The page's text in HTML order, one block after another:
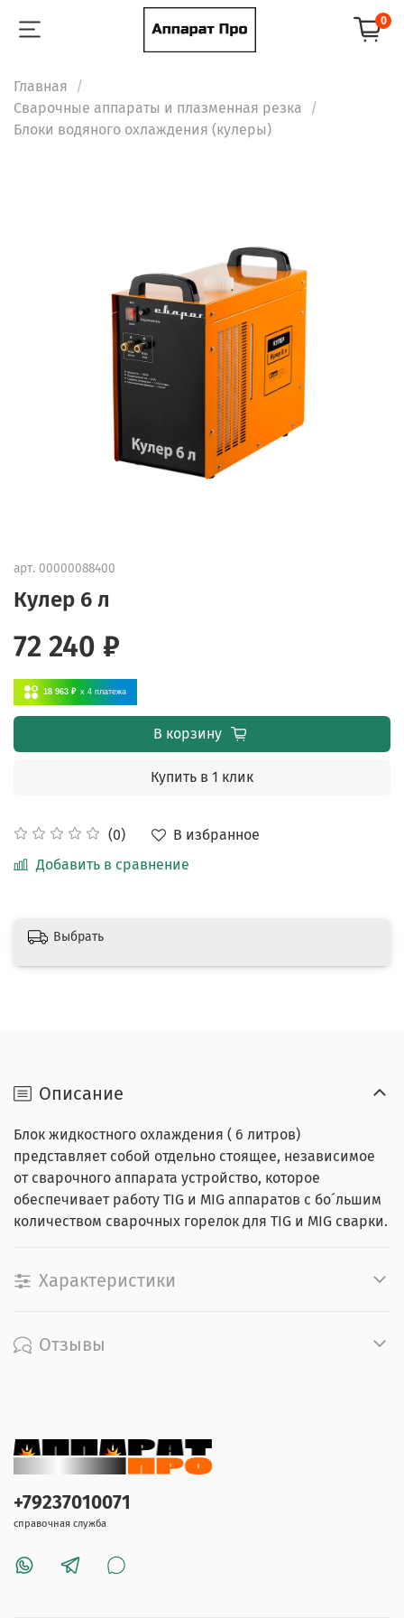
0
Главная
Сварочные аппараты и плазменная резка
Блоки водяного охлаждения (кулеры)
арт. 00000088400
Кулер 6 л
(0)
В избранное
Добавить в сравнение
72 240 ₽
18 963 ₽ x 4 платежа
В корзину
Купить в 1 клик
Выбрать
Описание
Блок жидкостного охлаждения ( 6 литров)
представляет собой отдельно стоящее, независимое
от сварочного аппарата устройство, которое
обеспечивает работу TIG и MIG аппаратов с бо´льшим
количеством сварочных горелок для TIG и MIG сварки.
Характеристики
Отзывы
+79237010071
справочная служба